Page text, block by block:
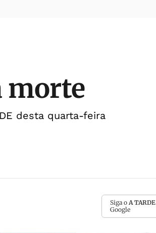
morte
desta quarta-feira
Siga o A TARDE
Google